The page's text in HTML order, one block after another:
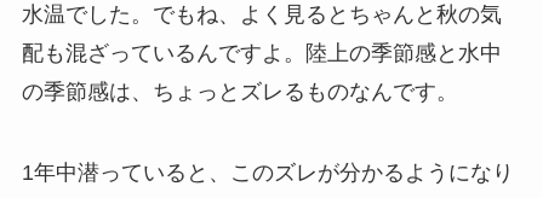
水温でした。でもね、よく見るとちゃんと秋の気
配も混ざっているんですよ。陸上の季節感と水中
の季節感は、ちょっとズレるものなんです。
1年中潜っていると、このズレが分かるようになり